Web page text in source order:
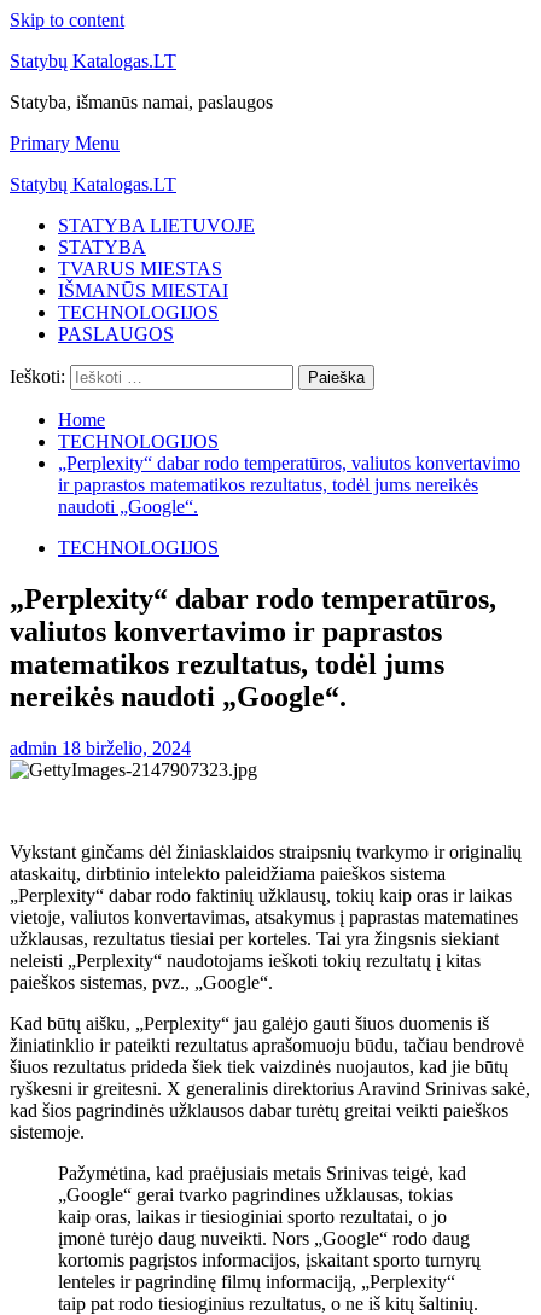
Skip to content
Statybų Katalogas.LT
Statyba, išmanūs namai, paslaugos
Primary Menu
Statybų Katalogas.LT
STATYBA LIETUVOJE
STATYBA
TVARUS MIESTAS
IŠMANŪS MIESTAI
TECHNOLOGIJOS
PASLAUGOS
Ieškoti:
Home
TECHNOLOGIJOS
„Perplexity“ dabar rodo temperatūros, valiutos konvertavimo
ir paprastos matematikos rezultatus, todėl jums nereikės
naudoti „Google“.
TECHNOLOGIJOS
„Perplexity“ dabar rodo temperatūros,
valiutos konvertavimo ir paprastos
matematikos rezultatus, todėl jums
nereikės naudoti „Google“.
admin 18 birželio, 2024
Vykstant ginčams dėl žiniasklaidos straipsnių tvarkymo ir originalių
ataskaitų, dirbtinio intelekto paleidžiama paieškos sistema
„Perplexity“ dabar rodo faktinių užklausų, tokių kaip oras ir laikas
vietoje, valiutos konvertavimas, atsakymus į paprastas matematines
užklausas, rezultatus tiesiai per korteles. Tai yra žingsnis siekiant
neleisti „Perplexity“ naudotojams ieškoti tokių rezultatų į kitas
paieškos sistemas, pvz., „Google“.
Kad būtų aišku, „Perplexity“ jau galėjo gauti šiuos duomenis iš
žiniatinklio ir pateikti rezultatus aprašomuoju būdu, tačiau bendrovė
šiuos rezultatus prideda šiek tiek vaizdinės nuojautos, kad jie būtų
ryškesni ir greitesni. X generalinis direktorius Aravind Srinivas sakė,
kad šios pagrindinės užklausos dabar turėtų greitai veikti paieškos
sistemoje.
Pažymėtina, kad praėjusiais metais Srinivas teigė, kad
„Google“ gerai tvarko pagrindines užklausas, tokias
kaip oras, laikas ir tiesioginiai sporto rezultatai, o jo
įmonė turėjo daug nuveikti. Nors „Google“ rodo daug
kortomis pagrįstos informacijos, įskaitant sporto turnyrų
lenteles ir pagrindinę filmų informaciją, „Perplexity“
taip pat rodo tiesioginius rezultatus, o ne iš kitų šaltinių.